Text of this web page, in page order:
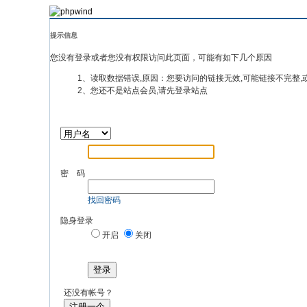
提示信息
您没有登录或者您没有权限访问此页面，可能有如下几个原因
1、读取数据错误,原因：您要访问的链接无效,可能链接不完整,
2、您还不是站点会员,请先登录站点
密 码
找回密码
隐身登录
开启
关闭
登录
还没有帐号？